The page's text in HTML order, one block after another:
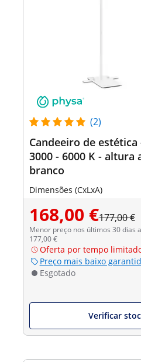
(2)
Candeeiro de estética
3000 - 6000 K - altura
branco
Dimensões (CxLxA)
168,00 €177,00 €
Menor preço nos últimos 30 dias
177,00 €
Oferta por tempo
Preço mais baixo
Esgotado
Verificar